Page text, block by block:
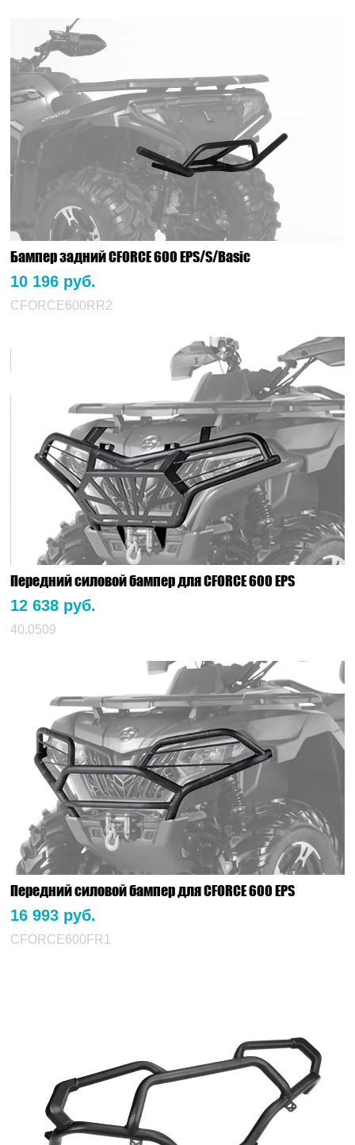
Бампер задний CFORCE 600 EPS/S/Basic
10 196 руб.
CFORCE600RR2
Передний силовой бампер для CFORCE 600 EPS
12 638 руб.
40.0509
Передний силовой бампер для CFORCE 600 EPS
16 993 руб.
CFORCE600FR1